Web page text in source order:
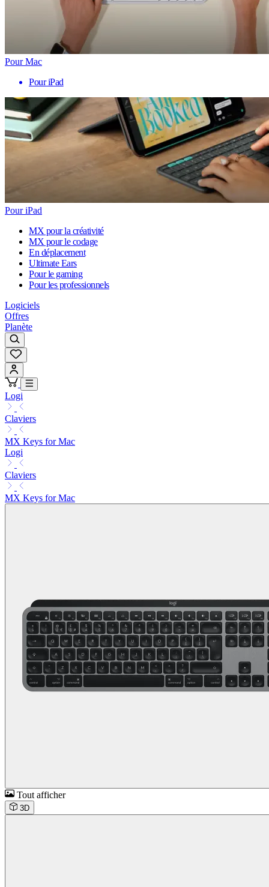
Pour Mac
Pour iPad
Pour iPad
MX pour la créativité
MX pour le codage
En déplacement
Ultimate Ears
Pour le gaming
Pour les professionnels
Logiciels
Offres
Planète
Logi
Claviers
MX Keys for Mac
Logi
Claviers
MX Keys for Mac
Tout afficher
3D